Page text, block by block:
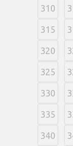
310
315
320
325
330
335
340